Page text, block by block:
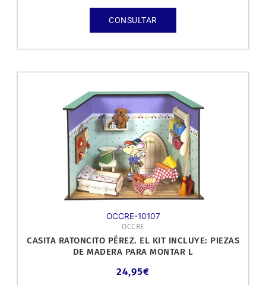
CONSULTAR
OCCRE-10107
OCCRE
CASITA RATONCITO PÉREZ. EL KIT INCLUYE: PIEZAS
DE MADERA PARA MONTAR L
24,95€